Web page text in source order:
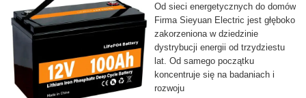
Od sieci energetycznych do domów
Firma Sieyuan Electric jest głęboko
zakorzeniona w dziedzinie
dystrybucji energii od trzydziestu
lat. Od samego początku
koncentruje się na badaniach i
rozwoju